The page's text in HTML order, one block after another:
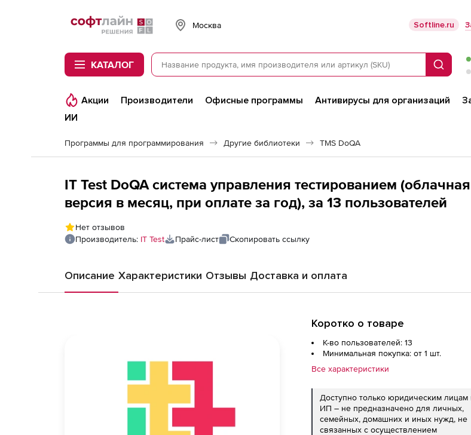
Softline
Москва Softline.ru
КАТАЛОГ Поиск
Акции Производители Офисные программы Антивирусы для организаций
ИИ
Программы для программирования Другие библиотеки TMS DoQA
IT Test DoQA система управления тестированием (облачная
версия в месяц, при оплате за год), за 13 пользователей
Нет отзывов
Производитель: IT Test Прайс-лист Скопировать ссылку
Описание Характеристики Отзывы Доставка и оплата
Коротко о товаре
К-во пользователей: 13
Минимальная покупка: от 1 шт.
Все характеристики
Доступно только юридическим лицам
ИП – не предназначено для личных,
семейных, домашних и иных нужд, не
связанных с осуществлением